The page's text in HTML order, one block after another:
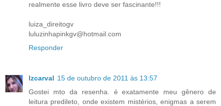
realmente esse livro deve ser fascinante!!!
luiza_direitogv
luluzinhapinkgv@hotmail.com
Responder
lzcarval 15 de outubro de 2011 às 13:57
Gostei mto da resenha. é exatamente meu gênero de
leitura predileto, onde existem mistérios, enigmas a serem